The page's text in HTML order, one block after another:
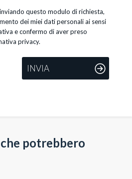
questo modulo di richiesta,
dei miei dati personali ai sensi
e confermo di aver preso
privacy.
INVIA
potrebbero